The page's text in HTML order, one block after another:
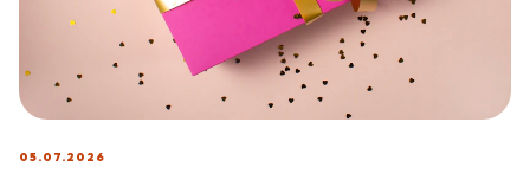
05.07.2026